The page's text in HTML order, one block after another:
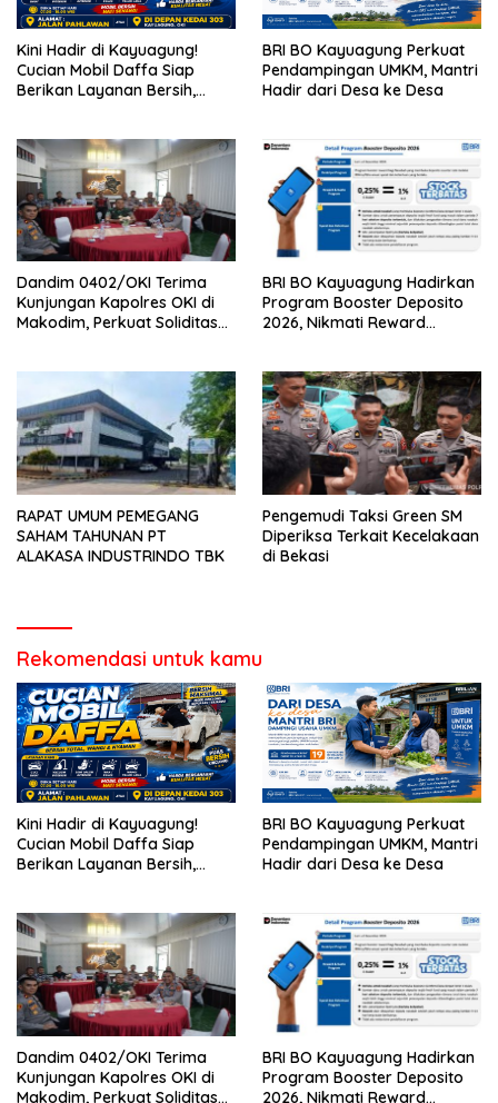
Kini Hadir di Kayuagung!
Cucian Mobil Daffa Siap
Berikan Layanan Bersih,
BRI BO Kayuagung Perkuat
Pendampingan UMKM, Mantri
Hadir dari Desa ke Desa
Dandim 0402/OKI Terima
Kunjungan Kapolres OKI di
Makodim, Perkuat Soliditas
BRI BO Kayuagung Hadirkan
Program Booster Deposito
2026, Nikmati Reward
RAPAT UMUM PEMEGANG
SAHAM TAHUNAN PT
ALAKASA INDUSTRINDO TBK
Pengemudi Taksi Green SM
Diperiksa Terkait Kecelakaan
di Bekasi
Rekomendasi untuk kamu
Kini Hadir di Kayuagung!
Cucian Mobil Daffa Siap
Berikan Layanan Bersih,
BRI BO Kayuagung Perkuat
Pendampingan UMKM, Mantri
Hadir dari Desa ke Desa
Dandim 0402/OKI Terima
Kunjungan Kapolres OKI di
Makodim, Perkuat Soliditas
BRI BO Kayuagung Hadirkan
Program Booster Deposito
2026, Nikmati Reward